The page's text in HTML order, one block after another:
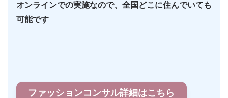
オンラインでの実施なので、全国どこに住んでいても
可能です
ファッションコンサル詳細はこちら